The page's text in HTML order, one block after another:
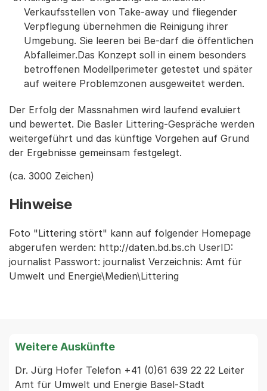
Verkaufsstellen von Take-away und fliegender
Verpflegung übernehmen die Reinigung ihrer
Umgebung. Sie leeren bei Be-darf die öffentlichen
Abfalleimer.Das Konzept soll in einem besonders
betroffenen Modellperimeter getestet und später
auf weitere Problemzonen ausgeweitet werden.
Der Erfolg der Massnahmen wird laufend evaluiert
und bewertet. Die Basler Littering-Gespräche werden
weitergeführt und das künftige Vorgehen auf Grund
der Ergebnisse gemeinsam festgelegt.
(ca. 3000 Zeichen)
Hinweise
Foto "Littering stört" kann auf folgender Homepage
abgerufen werden: http://daten.bd.bs.ch UserID:
journalist Passwort: journalist Verzeichnis: Amt für
Umwelt und Energie\Medien\Littering
Weitere Auskünfte
Dr. Jürg Hofer Telefon +41 (0)61 639 22 22 Leiter
Amt für Umwelt und Energie Basel-Stadt